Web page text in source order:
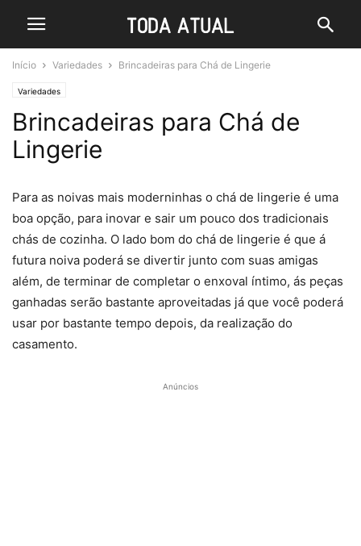
Início Variedades Brincadeiras para Chá de Lingerie
Variedades
Brincadeiras para Chá de
Lingerie
Para as noivas mais moderninhas o chá de lingerie é uma
boa opção, para inovar e sair um pouco dos tradicionais
chás de cozinha. O lado bom do chá de lingerie é que á
futura noiva poderá se divertir junto com suas amigas
além, de terminar de completar o enxoval íntimo, ás peças
ganhadas serão bastante aproveitadas já que você poderá
usar por bastante tempo depois, da realização do
casamento.
Anúncios